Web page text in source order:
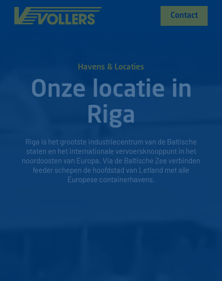
Contact
Havens & Locaties
Onze locatie in
Riga
Riga is het grootste industriecentrum van de Baltische
staten en het internationale vervoersknooppunt in het
noordoosten van Europa. Via de Baltische Zee verbinden
feeder schepen de hoofdstad van Letland met alle
Europese containerhavens.